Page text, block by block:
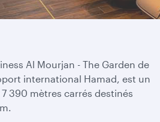
Al Mourjan - The Garden de
international Hamad, est un
390 mètres carrés destinés